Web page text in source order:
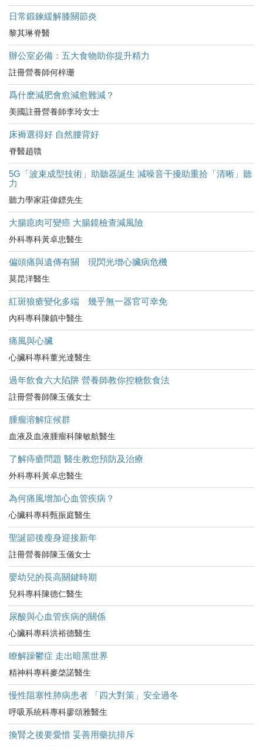
日常鍛鍊緩解膝關節炎
黎其琳脊醫
辦公室必備：五大食物助你提升精力
註冊營養師何梓珊
爲什麽減肥會愈減愈難減？
美國註冊營養師李玲女士
床褥選得好 自然腰背好
脊醫趙贛
5G「波束成型技術」助聽器誕生 減噪音干擾助重拾「清晰」聽
力
聽力學家莊偉鏢先生
大腸瘜肉可變癌 大腸鏡檢查減風險
外科專科黃卓忠醫生
偏頭痛與遺傳有關 現閃光增心臟病危機
莫昆洋醫生
紅斑狼瘡變化多端 幾乎無一器官可幸免
內科專科陳鎮中醫生
痛風與心臟
心臟科專科董光達醫生
過年飲食六大陷阱 營養師教你控糖飲食法
註冊營養師陳玉儀女士
腫瘤溶解症候群
血液及血液腫瘤科陳敏航醫生
了解痔瘡問題 醫生教您預防及治療
外科專科黃卓忠醫生
為何痛風增加心血管疾病？
心臟科專科甄振庭醫生
聖誕節後瘦身迎接新年
註冊營養師陳玉儀女士
嬰幼兒的長高關鍵時期
兒科專科陳德仁醫生
尿酸與心血管疾病的關係
心臟科專科洪裕德醫生
瞭解躁鬱症 走出暗黑世界
精神科專科麥棨諾醫生
慢性阻塞性肺病患者 「四大對策」安全過冬
呼吸系統科專科廖頌雅醫生
換腎之後要愛惜 妥善用藥抗排斥